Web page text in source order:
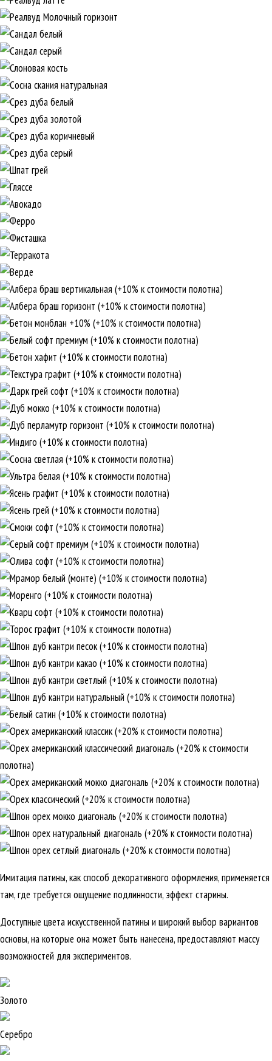
Имитация патины, как способ декоративного оформления, применяется
там, где требуется ощущение подлинности, эффект старины.
Доступные цвета искусственной патины и широкий выбор вариантов
основы, на которые она может быть нанесена, предоставляют массу
возможностей для экспериментов.
Золото
Серебро